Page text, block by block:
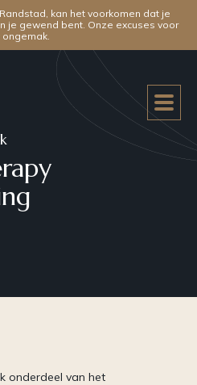
kan het voorkomen dat je
je gewend bent. Onze excuses voor
ongemak.
onderdeel van het